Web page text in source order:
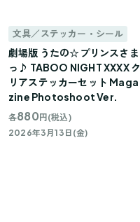
文具／ステッカー・シール
劇場版 うたの☆プリンスさま
っ♪ TABOO NIGHT XXXX ク
リアステッカーセット Maga
zine Photoshoot Ver.
各880 円(税込)
2026年3月13日(金)